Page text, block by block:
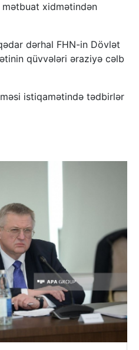
mətbuat xidmətindən
dərhal FHN-in Dövlət
qüvvələri əraziyə cəlb
istiqamətində tədbirlər